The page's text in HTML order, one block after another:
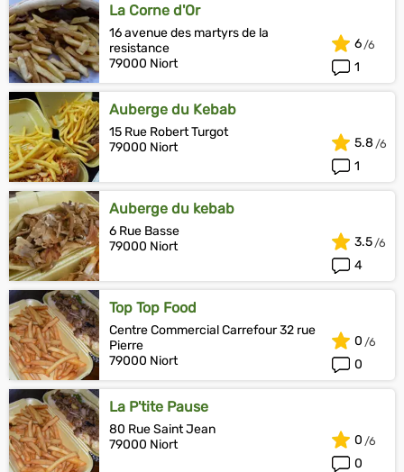
La Corne d'Or
16 avenue des martyrs de la
resistance
79000 Niort
1
6
Auberge du Kebab
15 Rue Robert Turgot
79000 Niort
1
5.8
Auberge du kebab
6 Rue Basse
79000 Niort
4
3.5
Top Top Food
Centre Commercial Carrefour 32 rue
Pierre
79000 Niort
0
0
La P'tite Pause
80 Rue Saint Jean
79000 Niort
0
0